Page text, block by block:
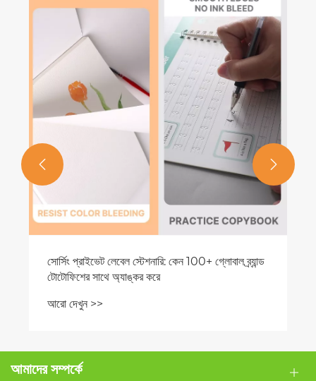
Qide প্যাকেজিং 22 তম শেনজেন ICIF-তে উদ্ভাবনী 3D
গ্রুভ কপিবুকগুলি প্রদর্শন করে, শক্তিশালী আন্তর্জাতিক সাড়া
পাচ্ছে
আরো দেখুন >>
 
আমাদের সম্পর্কে